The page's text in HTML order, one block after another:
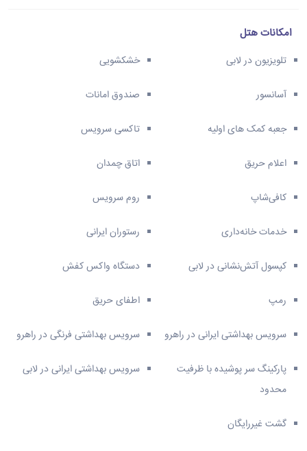
امکانات هتل
تلویزیون در لابی خشکشویی
آسانسور صندوق امانات
جعبه کمک های اولیه تاکسی سرویس
اعلام حریق اتاق چمدان
کافی‌شاپ روم سرویس
خدمات خانه‌داری رستوران ایرانی
کپسول آتش‌نشانی در لابی دستگاه واکس کفش
رمپ اطفای حریق
سرویس بهداشتی ایرانی در راهرو سرویس بهداشتی فرنگی در راهرو
پارکینگ سر پوشیده با ظرفیت
محدود
سرویس بهداشتی ایرانی در لابی
گشت غیررایگان